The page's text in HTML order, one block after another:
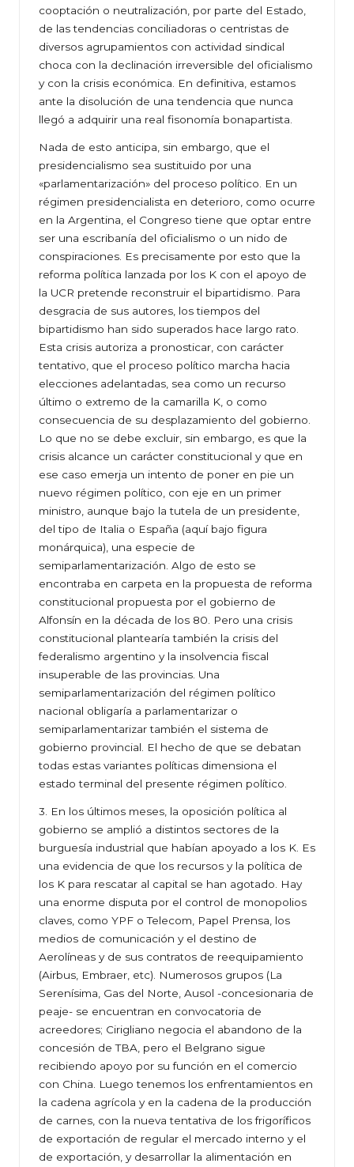
cooptación o neutralización, por parte del Estado,
de las tendencias conciliadoras o centristas de
diversos agrupamientos con actividad sindical
choca con la declinación irreversible del oficialismo
y con la crisis económica. En definitiva, estamos
ante la disolución de una tendencia que nunca
llegó a adquirir una real fisonomía bonapartista.
Nada de esto anticipa, sin embargo, que el
presidencialismo sea sustituido por una
«parlamentarización» del proceso político. En un
régimen presidencialista en deterioro, como ocurre
en la Argentina, el Congreso tiene que optar entre
ser una escribanía del oficialismo o un nido de
conspiraciones. Es precisamente por esto que la
reforma política lanzada por los K con el apoyo de
la UCR pretende reconstruir el bipartidismo. Para
desgracia de sus autores, los tiempos del
bipartidismo han sido superados hace largo rato.
Esta crisis autoriza a pronosticar, con carácter
tentativo, que el proceso político marcha hacia
elecciones adelantadas, sea como un recurso
último o extremo de la camarilla K, o como
consecuencia de su desplazamiento del gobierno.
Lo que no se debe excluir, sin embargo, es que la
crisis alcance un carácter constitucional y que en
ese caso emerja un intento de poner en pie un
nuevo régimen político, con eje en un primer
ministro, aunque bajo la tutela de un presidente,
del tipo de Italia o España (aquí bajo figura
monárquica), una especie de
semiparlamentarización. Algo de esto se
encontraba en carpeta en la propuesta de reforma
constitucional propuesta por el gobierno de
Alfonsín en la década de los 80. Pero una crisis
constitucional plantearía también la crisis del
federalismo argentino y la insolvencia fiscal
insuperable de las provincias. Una
semiparlamentarización del régimen político
nacional obligaría a parlamentarizar o
semiparlamentarizar también el sistema de
gobierno provincial. El hecho de que se debatan
todas estas variantes políticas dimensiona el
estado terminal del presente régimen político.
3. En los últimos meses, la oposición política al
gobierno se amplió a distintos sectores de la
burguesía industrial que habían apoyado a los K. Es
una evidencia de que los recursos y la política de
los K para rescatar al capital se han agotado. Hay
una enorme disputa por el control de monopolios
claves, como YPF o Telecom, Papel Prensa, los
medios de comunicación y el destino de
Aerolíneas y de sus contratos de reequipamiento
(Airbus, Embraer, etc). Numerosos grupos (La
Serenísima, Gas del Norte, Ausol -concesionaria de
peaje- se encuentran en convocatoria de
acreedores; Cirigliano negocia el abandono de la
concesión de TBA, pero el Belgrano sigue
recibiendo apoyo por su función en el comercio
con China. Luego tenemos los enfrentamientos en
la cadena agrícola y en la cadena de la producción
de carnes, con la nueva tentativa de los frigoríficos
de exportación de regular el mercado interno y el
de exportación, y desarrollar la alimentación en